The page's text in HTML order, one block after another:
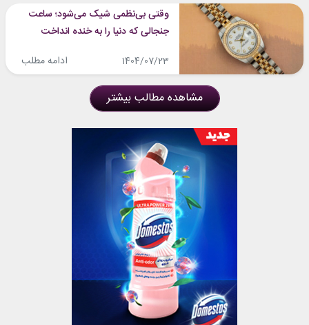
وقتی بی‌نظمی شیک می‌شود؛ ساعت
جنجالی که دنیا را به خنده انداخت
1404/07/23 ادامه مطلب
مشاهده مطالب بیشتر